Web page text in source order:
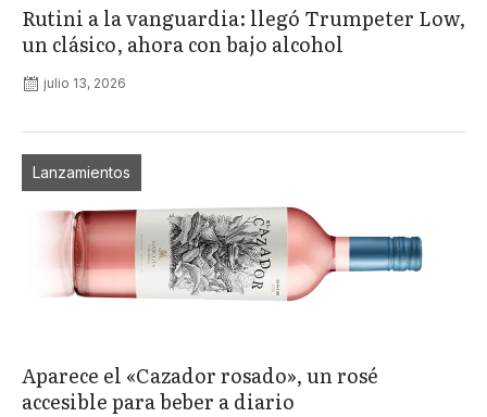
Rutini a la vanguardia: llegó Trumpeter Low,
un clásico, ahora con bajo alcohol
julio 13, 2026
Lanzamientos
Aparece el «Cazador rosado», un rosé
accesible para beber a diario